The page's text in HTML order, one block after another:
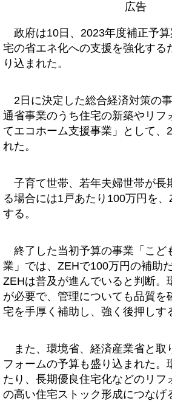
広告
政府は10日、2023年度補正予
宅の省エネ化への支援を強化する
り込まれた。
2日に決定した総合経済対策の
通省事業のうち住宅の新築やリフ
てエコホーム支援事業」として、
れた。
子育て世帯、若年夫婦世帯が長
る場合には1戸あたり100万円を
する。
終了した当初予算の事業「こど
業」では、ZEHで100万円の補助
ZEHは普及が進んでいると判断。
が必要で、管理についても品質を
宅を手厚く補助し、強く後押しす
また、環境省、経済産業省と取
フォームの予算も盛り込まれた。
たり、長期優良住宅化などのリフ
の高い住宅ストック形成につなげ